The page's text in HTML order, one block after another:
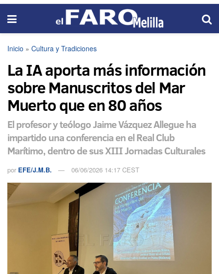
Inicio » Cultura y Tradiciones
La IA aporta más información
sobre Manuscritos del Mar
Muerto que en 80 años
El profesor y teólogo Jaime Vázquez Allegue ha
impartido una conferencia en el Real Club
Marítimo, dentro de sus XIII Jornadas Culturales
por EFE/J.M.B. 06/06/2026 14:17 CEST